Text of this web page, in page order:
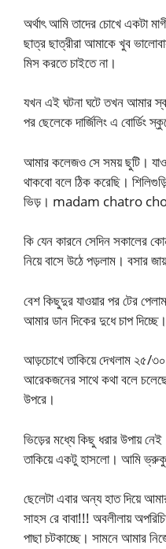
অর্থাৎ আমি তাদের চোখে একটা
ছাত্র ছাত্রীরা আমাকে খুব
মিস করতে চাইতে না।
যখন এই ঘটনা ঘটে তখন আমার
পর ছেলেকে দার্জিলিং এ বোর্ডিং
আমার কলেজও সে সময় ছুটি।
থাকবো বলে ঠিক করেছি। শিলিগুড়ি
ভিড়। madam chatro
কি যেন কারনে সেদিন সকালের
নিয়ে বাসে উঠে পড়লাম। বসার
বেশ কিছুদুর যাওয়ার পর টের
আমার ডান দিকের দুধে চাপ দিচ্ছে।
আড়চোখে তাকিয়ে দেখলাম ২৫/
আরেকজনের সাথে কথা বলে
উপরে।
ভিড়ের মধ্যে কিছু ধরার উপায়
তাকিয়ে একটু হাসলো। আমি
ছেলেটা এবার অন্য হাত দিয়ে
সাহস রে বাবা!!! অবলীলায়
পাছা চটকাচ্ছে। সামনে আমার